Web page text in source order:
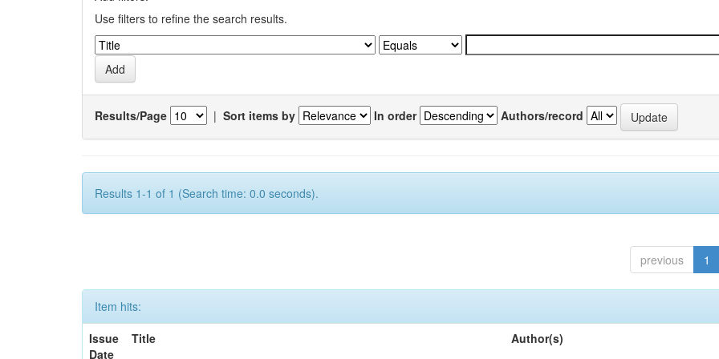
Use filters to refine the search results.
Results/Page | Sort items by In order Authors/record
Results 1-1 of 1 (Search time: 0.0 seconds).
previous 1
Item hits:
Issue
Date
Title Author(s)